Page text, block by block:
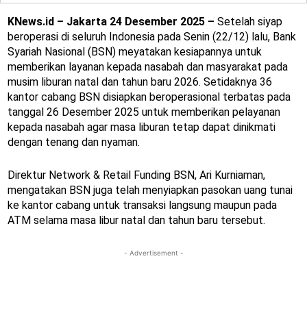
KNews.id – Jakarta 24 Desember 2025 – Setelah siyap
beroperasi di seluruh Indonesia pada Senin (22/12) lalu, Bank
Syariah Nasional (BSN) meyatakan kesiapannya untuk
memberikan layanan kepada nasabah dan masyarakat pada
musim liburan natal dan tahun baru 2026. Setidaknya 36
kantor cabang BSN disiapkan beroperasional terbatas pada
tanggal 26 Desember 2025 untuk memberikan pelayanan
kepada nasabah agar masa liburan tetap dapat dinikmati
dengan tenang dan nyaman.
Direktur Network & Retail Funding BSN, Ari Kurniaman,
mengatakan BSN juga telah menyiapkan pasokan uang tunai
ke kantor cabang untuk transaksi langsung maupun pada
ATM selama masa libur natal dan tahun baru tersebut.
- Advertisement -